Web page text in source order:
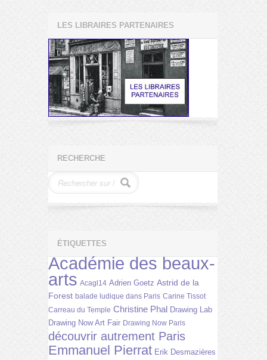
LES LIBRAIRES PARTENAIRES
RECHERCHE
ÉTIQUETTES
Académie des beaux-
arts Acagl14 Adrien Goetz Astrid de la
Forest balade ludique dans Paris Carine Tissot
Carreau du Temple Christine Phal Drawing Lab
Drawing Now Art Fair Drawing Now Paris
découvrir autrement Paris
Emmanuel Pierrat Erik Desmazières